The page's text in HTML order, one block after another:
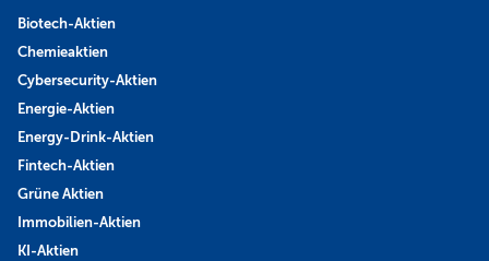
Biotech-Aktien
Chemieaktien
Cybersecurity-Aktien
Energie-Aktien
Energy-Drink-Aktien
Fintech-Aktien
Grüne Aktien
Immobilien-Aktien
KI-Aktien